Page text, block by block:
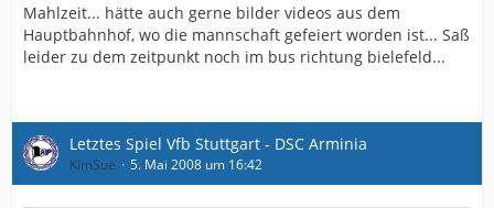
Mahlzeit... hätte auch gerne bilder videos aus dem
Hauptbahnhof, wo die mannschaft gefeiert worden ist... Saß
leider zu dem zeitpunkt noch im bus richtung bielefeld...
Letztes Spiel Vfb Stuttgart - DSC Arminia
KimSue 5. Mai 2008 um 16:42